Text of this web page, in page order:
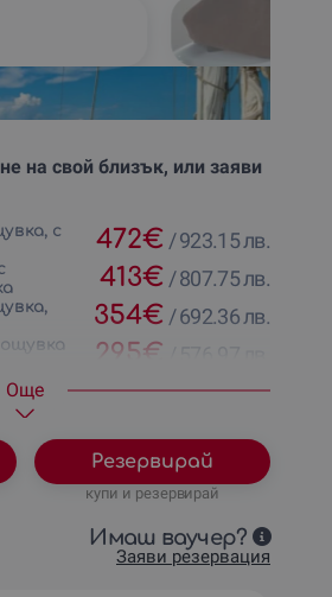
на свой близък, или заяви
с
472€ /923.15 лв.
413€ /807.75 лв.
354€ /692.36 лв.
295€
Oще
Резервирай
купи и резервирай
Имаш ваучер?
Заяви резервация